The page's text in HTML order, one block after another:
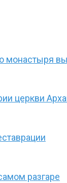
монастыря
церкви
разгаре